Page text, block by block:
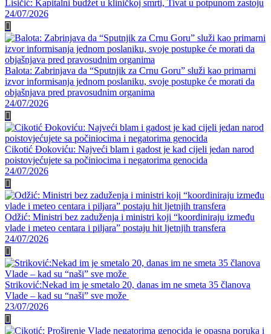
Lisičić: Kapitalni budžet u kliničkoj smrti, Tivat u potpunom zastoju
24/07/2026
Balota: Zabrinjava da “Sputnjik za Crnu Goru” služi kao primarni
izvor informisanja jednom poslaniku, svoje postupke će morati da
objašnjava pred pravosudnim organima
24/07/2026
Cikotić Đokoviću: Najveći blam i gadost je kad cijeli jedan narod
poistovjećujete sa počiniocima i negatorima genocida
24/07/2026
Odžić: Ministri bez zaduženja i ministri koji “koordiniraju između
vlade i meteo centara i piljara” postaju hit ljetnjih transfera
24/07/2026
Striković:Nekad im je smetalo 20, danas im ne smeta 35 članova
Vlade – kad su “naši” sve može
23/07/2026